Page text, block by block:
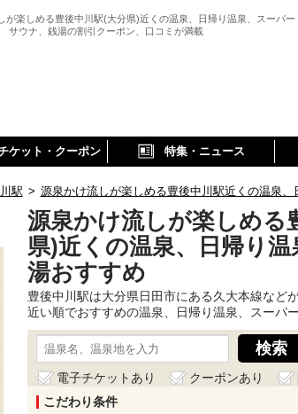
が楽しめる豊後中川駅(大分県)近くの温泉、日帰り温泉、スーパー
サウナ、銭湯の割引クーポン、口コミが満載
ケット・クーポン 特集・ニュース
駅 > 源泉かけ流しが楽しめる豊後中川駅近くの温泉
源泉かけ流しが楽しめる
県)近くの温泉、日帰り
湯おすすめ
豊後中川駅は大分県日田市にある久大本線など
近い順でおすすめの温泉、日帰り温泉、スーパ
電子チケットあり クーポンあり
こだわり条件